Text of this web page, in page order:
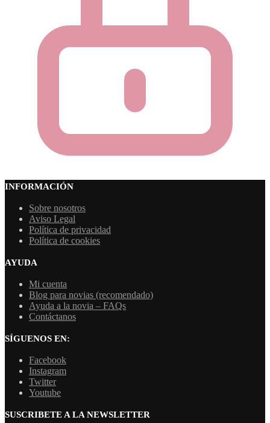
INFORMACIÓN
Sobre nosotros
Aviso Legal
Política de privacidad
Política de cookies
AYUDA
Mi cuenta
Blog para novias (recomendado)
Ayuda a la novia – FAQs
Contáctanos
SÍGUENOS EN:
Facebook
Instagram
Twitter
Youtube
SUSCRIBETE A LA NEWSLETTER